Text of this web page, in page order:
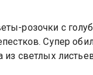
розочки с
Супер
из светлых